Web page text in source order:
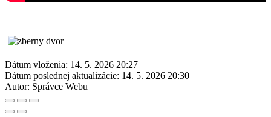
Dátum vloženia: 14. 5. 2026 20:27
Dátum poslednej aktualizácie: 14. 5. 2026 20:30
Autor: Správce Webu